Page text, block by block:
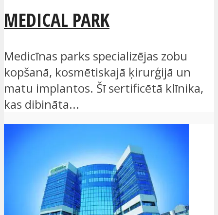
MEDICAL PARK
Medicīnas parks specializējas zobu
kopšanā, kosmētiskajā ķirurģijā un
matu implantos. Šī sertificētā klīnika,
kas dibināta...